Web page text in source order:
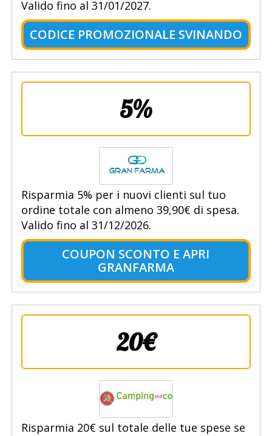
Valido fino al 31/01/2027.
CODICE PROMOZIONALE SVINANDO
5%
Risparmia 5% per i nuovi clienti sul tuo
ordine totale con almeno 39,90€ di spesa.
Valido fino al 31/12/2026.
COUPON SCONTO E APRI
GRANFARMA
20€
Risparmia 20€ sul totale delle tue spese se